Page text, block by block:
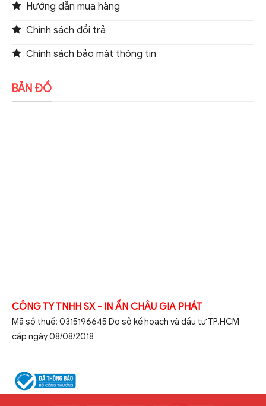
Hướng dẫn mua hàng
Chính sách đổi trả
Chính sách bảo mật thông tin
BẢN ĐỒ
CÔNG TY TNHH SX - IN ẤN CHÂU GIA PHÁT
Mã số thuế: 0315196645 Do sở kế hoạch và đầu tư TP.HCM
cấp ngày 08/08/2018